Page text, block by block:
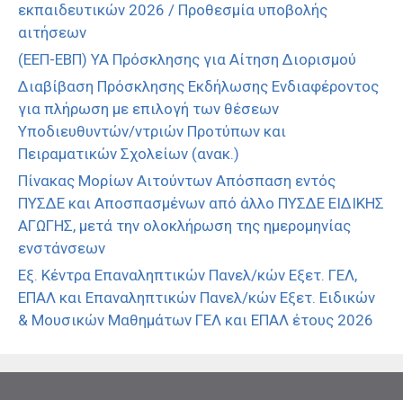
εκπαιδευτικών 2026 / Προθεσμία υποβολής
αιτήσεων
(ΕΕΠ-ΕΒΠ) ΥΑ Πρόσκλησης για Αίτηση Διορισμού
Διαβίβαση Πρόσκλησης Εκδήλωσης Ενδιαφέροντος
για πλήρωση με επιλογή των θέσεων
Υποδιευθυντών/ντριών Προτύπων και
Πειραματικών Σχολείων (ανακ.)
Πίνακας Μορίων Αιτούντων Απόσπαση εντός
ΠΥΣΔΕ και Αποσπασμένων από άλλο ΠΥΣΔΕ ΕΙΔΙΚΗΣ
ΑΓΩΓΗΣ, μετά την ολοκλήρωση της ημερομηνίας
ενστάνσεων
Εξ. Κέντρα Επαναληπτικών Πανελ/κών Εξετ. ΓΕΛ,
ΕΠΑΛ και Επαναληπτικών Πανελ/κών Εξετ. Ειδικών
& Μουσικών Μαθημάτων ΓΕΛ και ΕΠΑΛ έτους 2026